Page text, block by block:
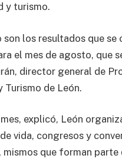
y turismo.
son los resultados que
el mes de agosto, que
director general de
Turismo de León.
explicó, León
vida, congresos y
mismos que forman